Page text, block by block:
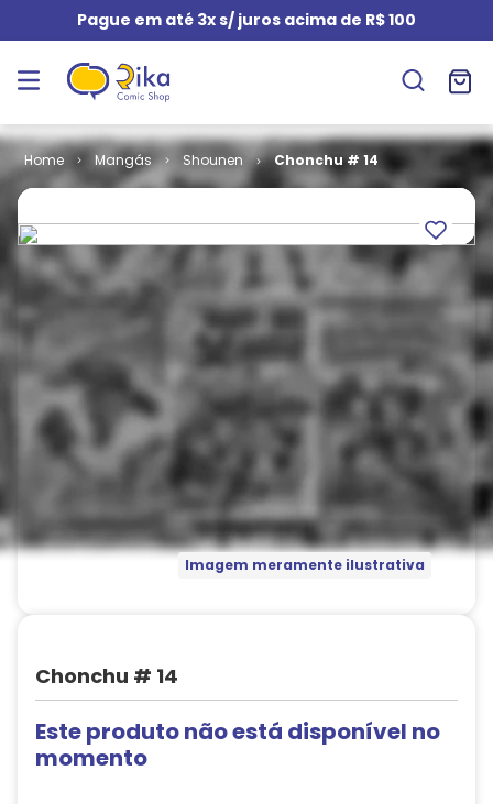
Pague em até 3x s/ juros acima de R$ 100
Mangás Shounen Chonchu # 14
Imagem meramente ilustrativa
Chonchu # 14
Este produto não está disponível no
momento